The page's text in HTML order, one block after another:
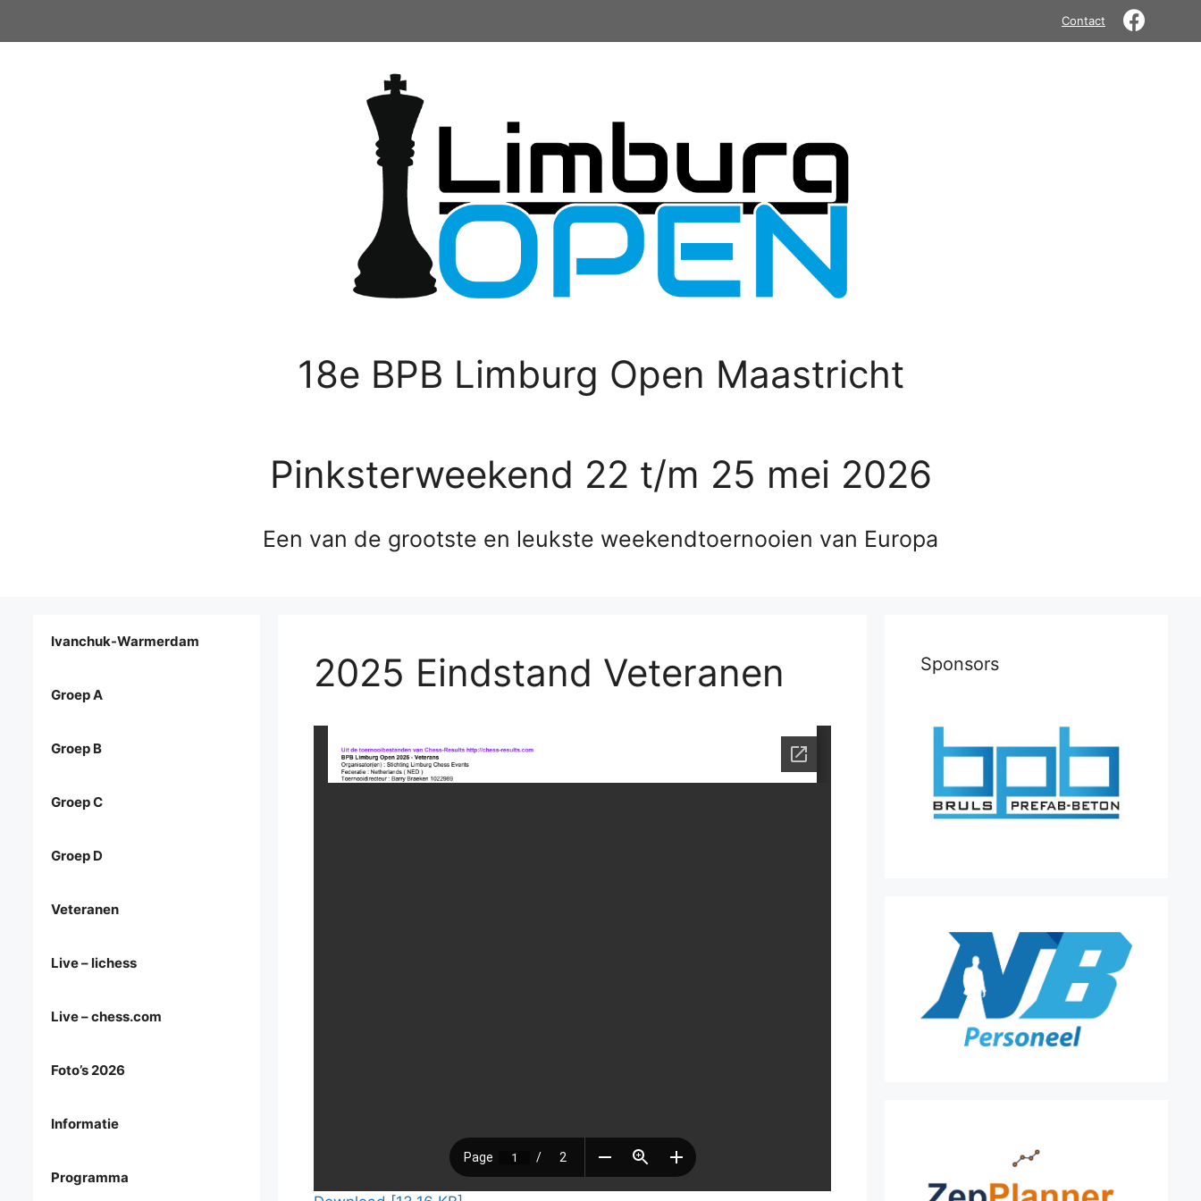
Contact
18e BPB Limburg Open Maastricht
Pinksterweekend 22 t/m 25 mei 2026
Een van de grootste en leukste weekendtoernooien van Europa
2025 Eindstand Veteranen
Ivanchuk-Warmerdam
Groep A
Groep B
Groep C
Groep D
Veteranen
Live – lichess
Live – chess.com
Foto’s 2026
Informatie
Programma
Sponsors